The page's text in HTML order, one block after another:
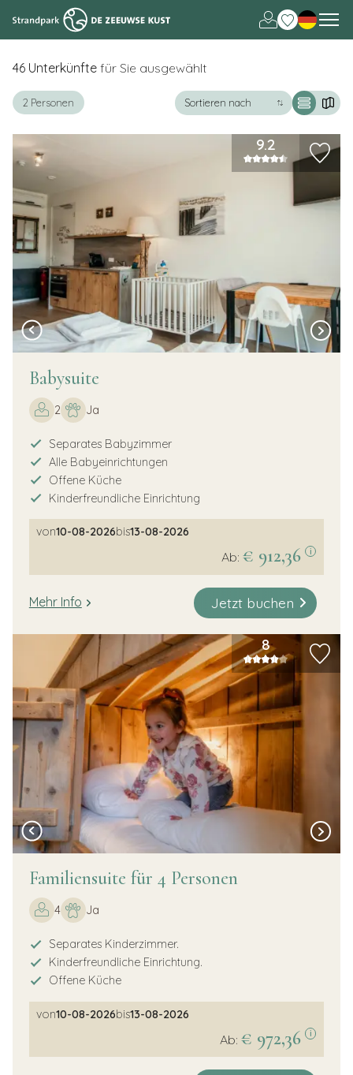
English
46 Unterkünfte für Sie ausgewählt
2 Personen
+
−
9.2
Babysuite
2 Ja
Separates Babyzimmer
Alle Babyeinrichtungen
Offene Küche
Kinderfreundliche Einrichtung
von10-08-2026bis13-08-2026
Ab: € 912,36 i
Mehr Info Jetzt buchen
8
Familiensuite für 4 Personen
4 Ja
Separates Kinderzimmer.
Kinderfreundliche Einrichtung.
Offene Küche
von10-08-2026bis13-08-2026
Ab: € 972,36 i